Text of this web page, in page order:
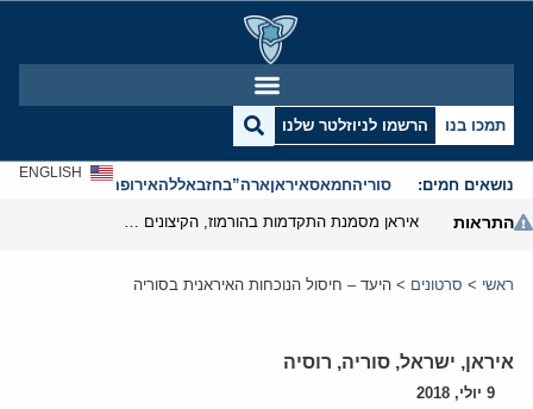
תמכו בנו הרשמו לניוזלטר שלנו
נושאים חמים: סוריהחמאסאיראןארה”בחזבאללהאירופהאנטישמיות
ENGLISH
התראות
ראשי > סרטונים > היעד – חיסול הנוכחות האיראנית בסוריה
איראן, ישראל, סוריה, רוסיה
9 יולי, 2018